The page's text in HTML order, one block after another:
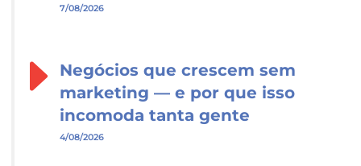
7/08/2026
Negócios que crescem sem
marketing — e por que isso
incomoda tanta gente
4/08/2026